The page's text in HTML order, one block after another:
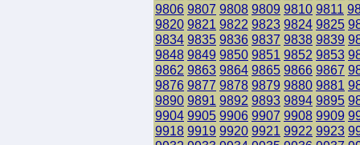
9806 9807 9808 9809 9810 9811
9820 9821 9822 9823 9824 9825
9834 9835 9836 9837 9838 9839
9848 9849 9850 9851 9852 9853
9862 9863 9864 9865 9866 9867
9876 9877 9878 9879 9880 9881
9890 9891 9892 9893 9894 9895
9904 9905 9906 9907 9908 9909
9918 9919 9920 9921 9922 9923